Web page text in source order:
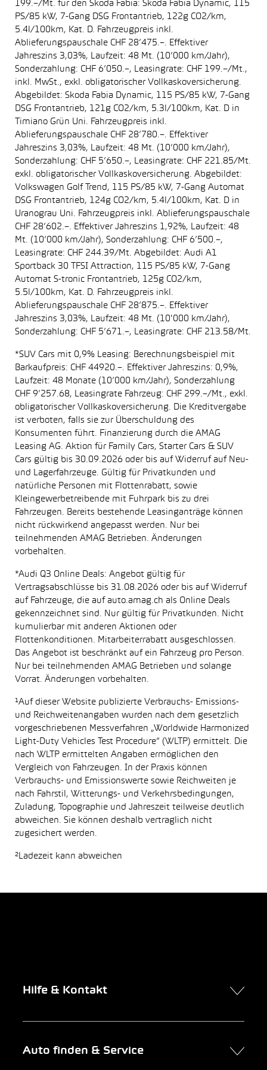
199.–/Mt. für den Skoda Fabia: Skoda Fabia Dynamic, 115
PS/85 kW, 7-Gang DSG Frontantrieb, 122g CO2/km,
5.4l/100km, Kat. D. Fahrzeugpreis inkl.
Ablieferungspauschale CHF 28’475.–. Effektiver
Jahreszins 3,03%, Laufzeit: 48 Mt. (10’000 km/Jahr),
Sonderzahlung: CHF 6’050.–, Leasingrate: CHF 199.–/Mt.,
inkl. MwSt., exkl. obligatorischer Vollkaskoversicherung.
Abgebildet: Skoda Fabia Dynamic, 115 PS/85 kW, 7-Gang
DSG Frontantrieb, 121g CO2/km, 5.3l/100km, Kat. D in
Timiano Grün Uni. Fahrzeugpreis inkl.
Ablieferungspauschale CHF 28’780.–. Effektiver
Jahreszins 3,03%, Laufzeit: 48 Mt. (10’000 km/Jahr),
Sonderzahlung: CHF 5’650.–, Leasingrate: CHF 221.85/Mt.
exkl. obligatorischer Vollkaskoversicherung. Abgebildet:
Volkswagen Golf Trend, 115 PS/85 kW, 7-Gang Automat
DSG Frontantrieb, 124g CO2/km, 5.4l/100km, Kat. D in
Uranograu Uni. Fahrzeugpreis inkl. Ablieferungspauschale
CHF 28’602.–. Effektiver Jahreszins 1,92%, Laufzeit: 48
Mt. (10’000 km/Jahr), Sonderzahlung: CHF 6’500.–,
Leasingrate: CHF 244.39/Mt. Abgebildet: Audi A1
Sportback 30 TFSI Attraction, 115 PS/85 kW, 7-Gang
Automat S-tronic Frontantrieb, 125g CO2/km,
5.5l/100km, Kat. D. Fahrzeugpreis inkl.
Ablieferungspauschale CHF 28’875.–. Effektiver
Jahreszins 3,03%, Laufzeit: 48 Mt. (10'000 km/Jahr),
Sonderzahlung: CHF 5’671.–, Leasingrate: CHF 213.58/Mt.
*SUV Cars mit 0,9% Leasing: Berechnungsbeispiel mit
Barkaufpreis: CHF 44920.–. Effektiver Jahreszins: 0,9%,
Laufzeit: 48 Monate (10’000 km/Jahr), Sonderzahlung
CHF 9’257.68, Leasingrate Fahrzeug: CHF 299.–/Mt., exkl.
obligatorischer Vollkaskoversicherung. Die Kreditvergabe
ist verboten, falls sie zur Überschuldung des
Konsumenten führt. Finanzierung durch die AMAG
Leasing AG. Aktion für Family Cars, Starter Cars & SUV
Cars gültig bis 30.09.2026 oder bis auf Widerruf auf Neu-
und Lagerfahrzeuge. Gültig für Privatkunden und
natürliche Personen mit Flottenrabatt, sowie
Kleingewerbetreibende mit Fuhrpark bis zu drei
Fahrzeugen. Bereits bestehende Leasinganträge können
nicht rückwirkend angepasst werden. Nur bei
teilnehmenden AMAG Betrieben. Änderungen
vorbehalten.
*Audi Q3 Online Deals: Angebot gültig für
Vertragsabschlüsse bis 31.08.2026 oder bis auf Widerruf
auf Fahrzeuge, die auf auto.amag.ch als Online Deals
gekennzeichnet sind. Nur gültig für Privatkunden. Nicht
kumulierbar mit anderen Aktionen oder
Flottenkonditionen. Mitarbeiterrabatt ausgeschlossen.
Das Angebot ist beschränkt auf ein Fahrzeug pro Person.
Nur bei teilnehmenden AMAG Betrieben und solange
Vorrat. Änderungen vorbehalten.
¹Auf dieser Website publizierte Verbrauchs- Emissions-
und Reichweitenangaben wurden nach dem gesetzlich
vorgeschriebenen Messverfahren „Worldwide Harmonized
Light-Duty Vehicles Test Procedure“ (WLTP) ermittelt. Die
nach WLTP ermittelten Angaben ermöglichen den
Vergleich von Fahrzeugen. In der Praxis können
Verbrauchs- und Emissionswerte sowie Reichweiten je
nach Fahrstil, Witterungs- und Verkehrsbedingungen,
Zuladung, Topographie und Jahreszeit teilweise deutlich
abweichen. Sie können deshalb vertraglich nicht
zugesichert werden.
²Ladezeit kann abweichen
Hilfe & Kontakt
Auto finden & Service